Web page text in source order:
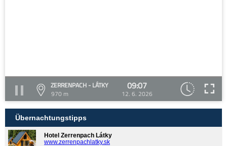
ZERRENPACH - LÁTKY
970 m
09:07
12. 6. 2026
Übernachtungstipps
Hotel Zerrenpach Látky
www.zerrenpachlatky.sk